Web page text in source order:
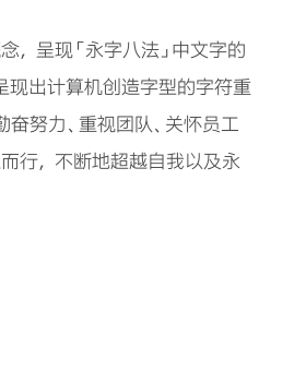
呈现「永字八法」中文字的
现出计算机创造字型的字符重
奋努力、重视团队、关怀员工
行， 不断地超越自我以及永